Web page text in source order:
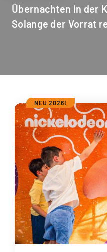
Übernachten in der
Solange der Vorrat
NEU 2026!